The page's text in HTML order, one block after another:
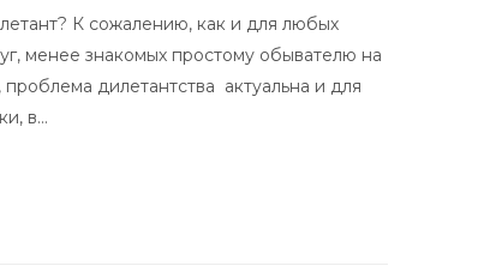
К сожалению, как и для любых
менее знакомых простому обывателю на
дилетантства актуальна и для
в…